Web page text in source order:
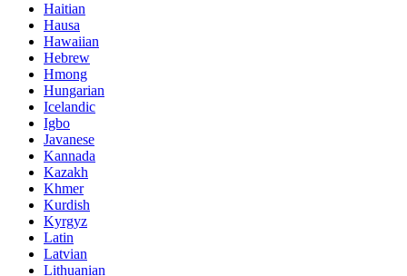
Haitian
Hausa
Hawaiian
Hebrew
Hmong
Hungarian
Icelandic
Igbo
Javanese
Kannada
Kazakh
Khmer
Kurdish
Kyrgyz
Latin
Latvian
Lithuanian